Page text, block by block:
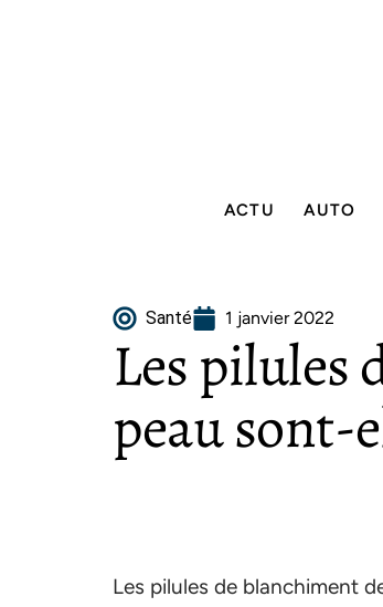
ACTU AUTO
Santé 1 janvier 2022
Les pilules
peau sont-
Les pilules de blanchiment